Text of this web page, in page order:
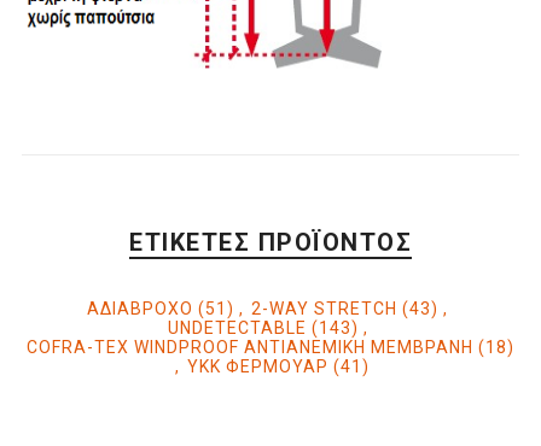
ΕΤΙΚΈΤΕΣ ΠΡΟΪΌΝΤΟΣ
ΑΔΙΑΒΡΟΧΟ (51) , 2-WAY STRETCH (43) ,
UNDETECTABLE (143) ,
COFRA-TEX WINDPROOF ΑΝΤΙΑΝΕΜΙΚΗ ΜΕΜΒΡΑΝΗ (18)
, YKK ΦΕΡΜΟΥΑΡ (41)